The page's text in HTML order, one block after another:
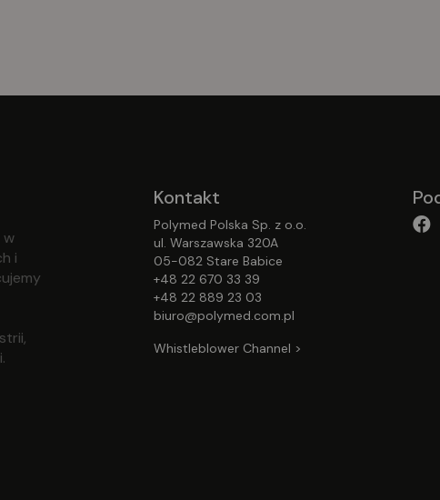
w
i
Kontakt
Polymed Polska Sp. z o.o.
ul. Warszawska 320A
05-082 Stare Babice
+48 22 670 33 39
+48 22 889 23 03
biuro@polymed.com.pl
Whistleblower Channel >